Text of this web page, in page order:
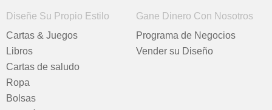
Diseñe Su Propio Estilo
Cartas & Juegos
Libros
Cartas de saludo
Ropa
Bolsas
Gane Dinero Con Nosotros
Programa de Negocios
Vender su Diseño